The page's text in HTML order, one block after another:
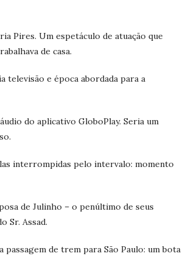
Pires. Um espetáculo de atuação que
de casa.
televisão e época abordada para a
do aplicativo GloboPlay. Seria um
interrompidas pelo intervalo: momento
de Julinho – o penúltimo de seus
Sr. Assad.
de trem para São Paulo: um bota